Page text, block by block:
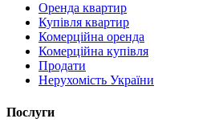
Оренда квартир
Купівля квартир
Комерційна оренда
Комерційна купівля
Продати
Нерухомість України
Послуги